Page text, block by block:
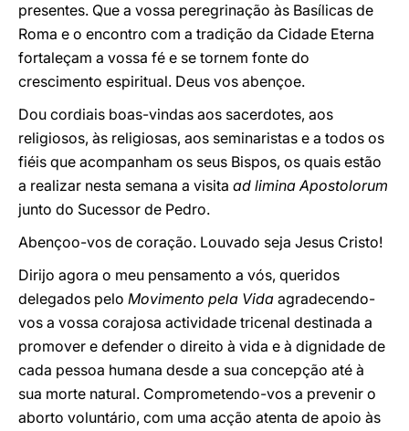
presentes. Que a vossa peregrinação às Basílicas de
Roma e o encontro com a tradição da Cidade Eterna
fortaleçam a vossa fé e se tornem fonte do
crescimento espiritual. Deus vos abençoe.
Dou cordiais boas-vindas aos sacerdotes, aos
religiosos, às religiosas, aos seminaristas e a todos os
fiéis que acompanham os seus Bispos, os quais estão
a realizar nesta semana a visita ad limina Apostolorum
junto do Sucessor de Pedro.
Abençoo-vos de coração. Louvado seja Jesus Cristo!
Dirijo agora o meu pensamento a vós, queridos
delegados pelo Movimento pela Vida agradecendo-
vos a vossa corajosa actividade tricenal destinada a
promover e defender o direito à vida e à dignidade de
cada pessoa humana desde a sua concepção até à
sua morte natural. Comprometendo-vos a prevenir o
aborto voluntário, com uma acção atenta de apoio às